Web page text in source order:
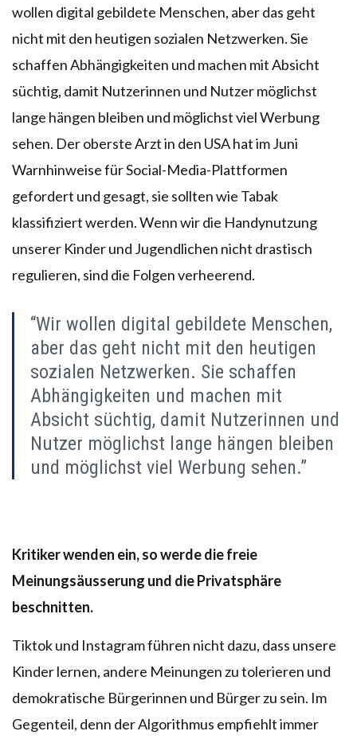
wollen digital gebildete Menschen, aber das geht
nicht mit den heutigen sozialen Netzwerken. Sie
schaffen Abhängigkeiten und machen mit Absicht
süchtig, damit Nutzerinnen und Nutzer möglichst
lange hängen bleiben und möglichst viel Werbung
sehen. Der oberste Arzt in den USA hat im Juni
Warnhinweise für Social-Media-Plattformen
gefordert und gesagt, sie sollten wie Tabak
klassifiziert werden. Wenn wir die Handynutzung
unserer Kinder und Jugendlichen nicht drastisch
regulieren, sind die Folgen verheerend.
“Wir wollen digital gebildete Menschen,
aber das geht nicht mit den heutigen
sozialen Netzwerken. Sie schaffen
Abhängigkeiten und machen mit
Absicht süchtig, damit Nutzerinnen und
Nutzer möglichst lange hängen bleiben
und möglichst viel Werbung sehen.”
Kritiker wenden ein, so werde die freie
Meinungsäusserung und die Privatsphäre
beschnitten.
Tiktok und Instagram führen nicht dazu, dass unsere
Kinder lernen, andere Meinungen zu tolerieren und
demokratische Bürgerinnen und Bürger zu sein. Im
Gegenteil, denn der Algorithmus empfiehlt immer